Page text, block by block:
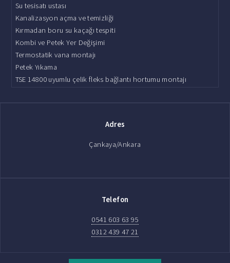
Su tesisatı ustası
Kanalizasyon açma ve temizliği
Kırmadan boru su kaçağı tespiti
Kombi ve Petek Yer Değişimi
Termostatik vana montajı
Petek Yıkama
TSE 14800 uyumlu çelik fleks bağlantı hortumu montajı
Adres
Çankaya/Ankara
Telefon
0541 603 63 95
0312 439 47 21